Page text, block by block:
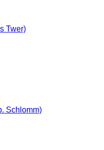
Twer)
Schlomm)